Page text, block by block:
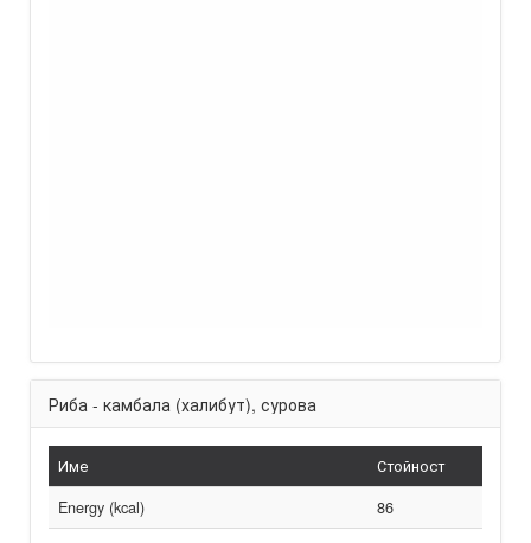
Риба - камбала (халибут), сурова
Име
Стойност
Energy (kcal)
86